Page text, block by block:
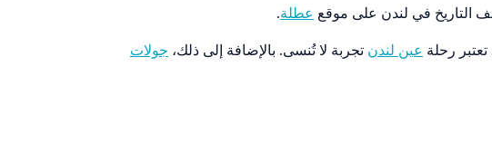
التاريخ في لندن على موقع عطلة.
رحلة عين لندن تجربة لا تُنسى. بالإضافة إلى ذلك، جولات